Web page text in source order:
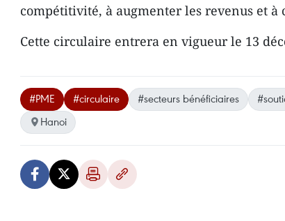
compétitivité, à augmenter les revenus et à
Cette circulaire entrera en vigueur le 13
#PME #circulaire #secteurs bénéficiaires
Hanoi